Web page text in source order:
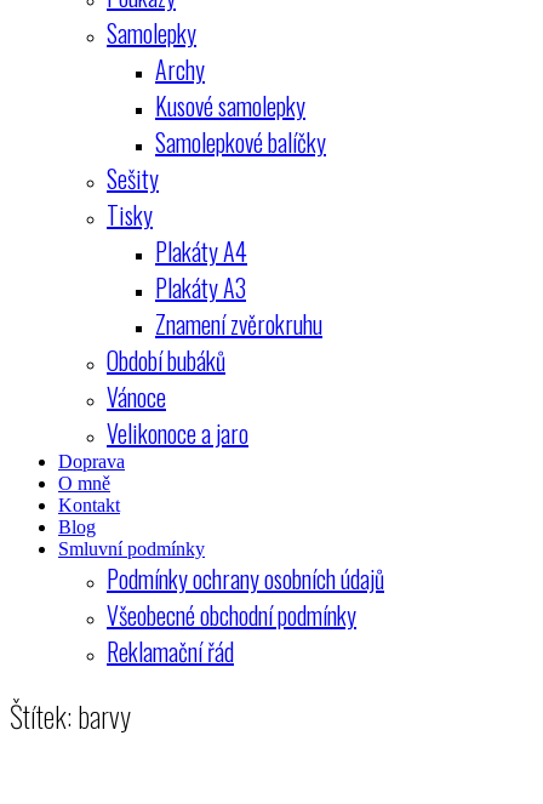
Samolepky
Archy
Kusové samolepky
Samolepkové balíčky
Sešity
Tisky
Plakáty A4
Plakáty A3
Znamení zvěrokruhu
Období bubáků
Vánoce
Velikonoce a jaro
Doprava
O mně
Kontakt
Blog
Smluvní podmínky
Podmínky ochrany osobních údajů
Všeobecné obchodní podmínky
Reklamační řád
Štítek:barvy